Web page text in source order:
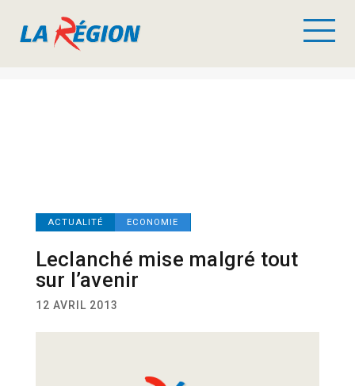
ACTUALITÉ ECONOMIE
Leclanché mise malgré tout
sur l’avenir
12 AVRIL 2013